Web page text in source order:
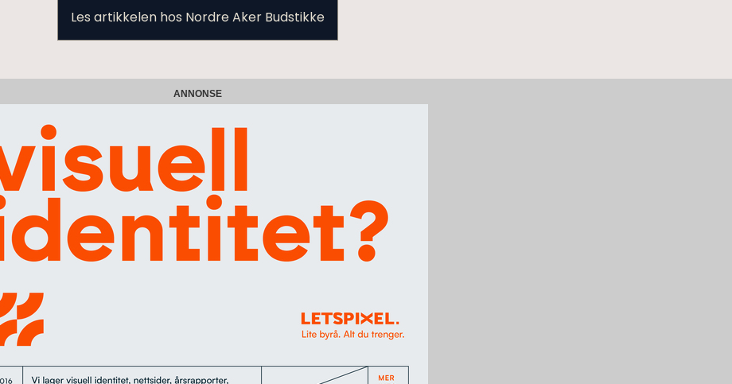
Les artikkelen hos Nordre Aker Budstikke
ANNONSE